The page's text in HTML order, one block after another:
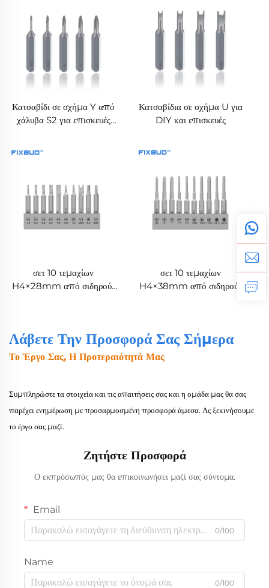
Κατσαβίδι σε σχήμα Y από
χάλυβα S2 για επισκευές
Κατσαβίδια σε σχήμα U για
DIY και επισκευές
σετ 10 τεμαχίων
H4×28mm από σιδηρούς
σετ 10 τεμαχίων
H4×38mm από σιδηρούς
Λάβετε Την Προσφορά Σας Σήμερα
Το Έργο Σας, Η Προτεραιότητά Μας
Συμπληρώστε τα στοιχεία και τις απαιτήσεις σας και η ομάδα μας θα σας
παρέχει ενημέρωση με προσαρμοσμένη προσφορά άμεσα. Ας ξεκινήσουμε
το έργο σας μαζί.
Ζητήστε Προσφορά
Ο εκπρόσωπός μας θα επικοινωνήσει μαζί σας σύντομα.
Email
0/100
Name
0/100